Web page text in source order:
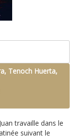
Tenoch Huerta,
travaille dans le
suivant le